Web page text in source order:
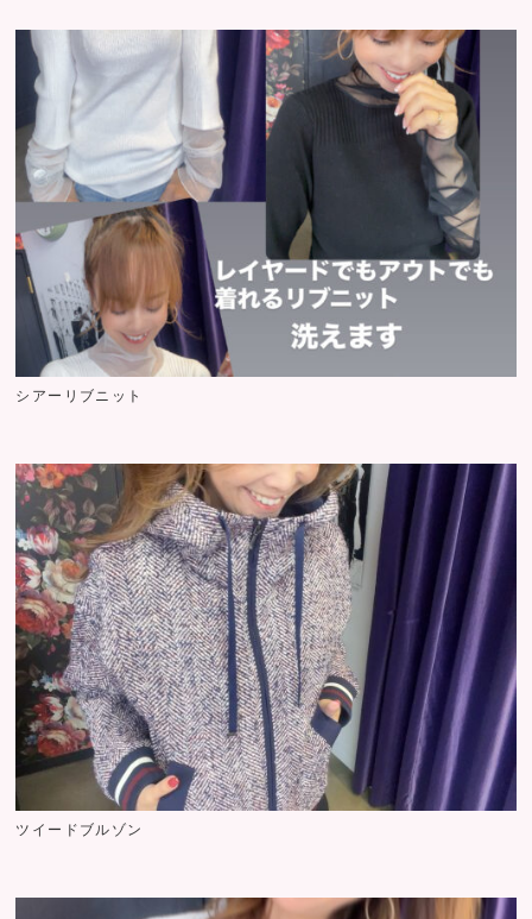
シアーリブニット
ツイードブルゾン